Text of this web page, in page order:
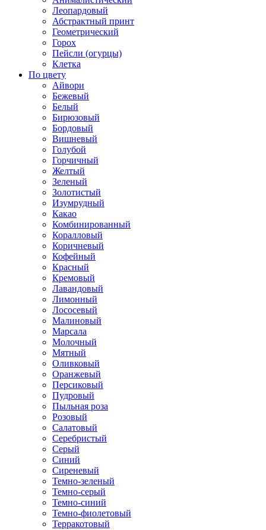
Леопардовый
Абстрактный принт
Геометрический
Горох
Пейсли (огурцы)
Клетка
По цвету
Айвори
Бежевый
Белый
Бирюзовый
Бордовый
Вишневый
Голубой
Горчичный
Желтый
Зеленый
Золотистый
Изумрудный
Какао
Комбинированный
Коралловый
Коричневый
Кофейный
Красный
Кремовый
Лавандовый
Лимонный
Лососевый
Малиновый
Марсала
Молочный
Мятный
Оливковый
Оранжевый
Персиковый
Пудровый
Пыльная роза
Розовый
Салатовый
Серебристый
Серый
Синий
Сиреневый
Темно-зеленый
Темно-серый
Темно-синий
Темно-фиолетовый
Терракотовый